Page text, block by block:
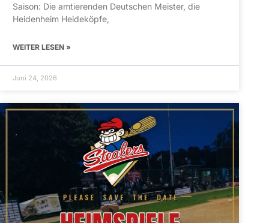
Saison: Die amtierenden Deutschen Meister, die
Heidenheim Heideköpfe,
WEITER LESEN »
Juni 24, 2026